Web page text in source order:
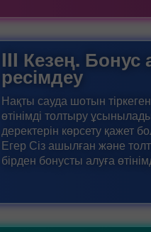
III Кезең. Бонус
ресімдеу
Нақты сауда шотын
өтінімді толтыру
деректерін көрсету қажет
Егер Сіз ашылған және
бірден бонусты алуға